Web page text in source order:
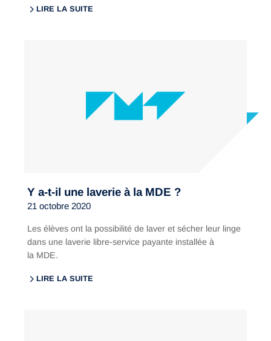
LIRE LA SUITE
Y a-t-il une laverie à la MDE ?
21 octobre 2020
Les élèves ont la possibilité de laver et sécher leur linge
dans une laverie libre-service payante installée à
la MDE.
LIRE LA SUITE